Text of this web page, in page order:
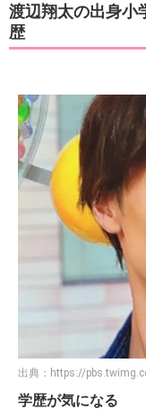
渡辺翔太の出身小
歴
出典： https://
学歴が気になる